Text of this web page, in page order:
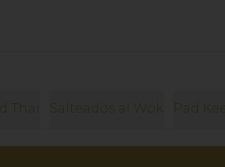
Thai Salteados al Wok Pad